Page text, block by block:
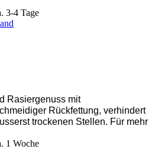
3-4 Tage
Rasiergenuss mit
Rückfettung, verhindert
trockenen Stellen. Für mehr
1 Woche